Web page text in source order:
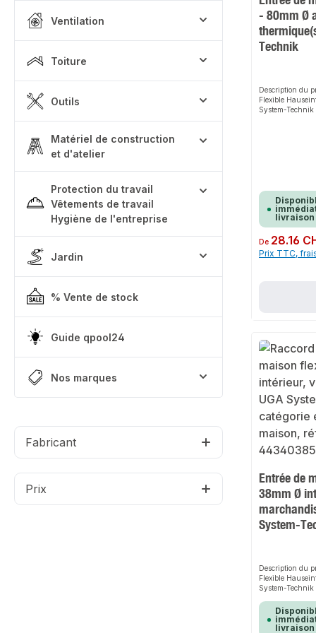
Ventilation
Toiture
Outils
Matériel de construction
et d'atelier
Protection du travail
Vêtements de travail
Hygiène de l'entreprise
Jardin
% Vente de stock
Guide qpool24
Nos marques
Fabricant
Prix
- 80mm Ø
Technik
Description du
Flexible
System-Technik
fiable pour toute
câblesGaine
saumure ou à la
mmDans notre
d'autres
livraison
Prix régulier :
De 28.16
Prix TTC,
Entrée de
38mm Ø
System-
Description du
Flexible
System-Technik
et de tuyaux
tuyau spiralé
maintien parfait
livraison